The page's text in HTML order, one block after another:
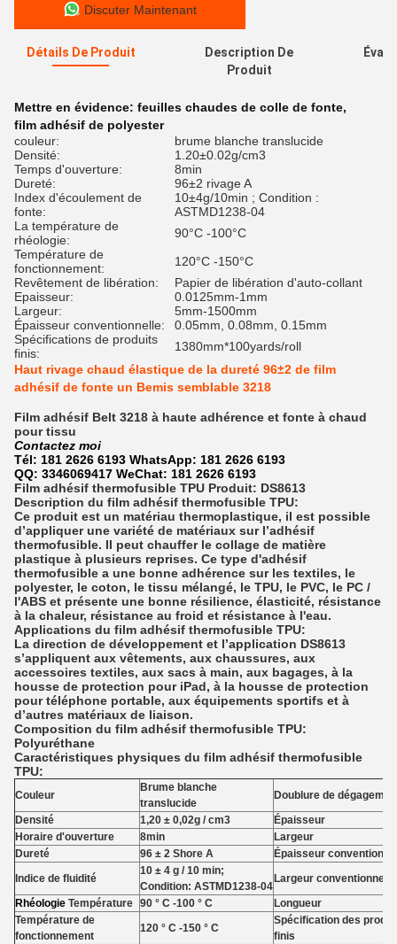
Discuter Maintenant
Détails De Produit
Description De
Produit
Mettre en évidence: feuilles chaudes de colle de fonte,
film adhésif de polyester
couleur:
brume blanche translucide
Densité:
1.20±0.02g/cm3
Temps d'ouverture:
8min
Dureté:
96±2 rivage A
Index d'écoulement de
fonte:
10±4g/10min ; Condition :
ASTMD1238-04
La température de
rhéologie:
90°C -100°C
Température de
fonctionnement:
120°C -150°C
Revêtement de libération:
Papier de libération d'auto-collant
Epaisseur:
0.0125mm-1mm
Largeur:
5mm-1500mm
Épaisseur conventionnelle:
0.05mm, 0.08mm, 0.15mm
Spécifications de produits
finis:
1380mm*100yards/roll
Haut rivage chaud élastique de la dureté 96±2 de film
adhésif de fonte un Bemis semblable 3218
Film adhésif Belt 3218 à haute adhérence et fonte à chaud
pour tissu
Contactez moi
Tél: 181 2626 6193 WhatsApp: 181 2626 6193
QQ: 3346069417 WeChat: 181 2626 6193
Film adhésif thermofusible TPU Produit: DS8613
Description du film adhésif thermofusible TPU:
Ce produit est un matériau thermoplastique, il est possible
d’appliquer une variété de matériaux sur l’adhésif
thermofusible. Il peut chauffer le collage de matière
plastique à plusieurs reprises. Ce type d'adhésif
thermofusible a une bonne adhérence sur les textiles, le
polyester, le coton, le tissu mélangé, le TPU, le PVC, le PC /
l'ABS et présente une bonne résilience, élasticité, résistance
à la chaleur, résistance au froid et résistance à l'eau.
Applications du film adhésif thermofusible TPU:
La direction de développement et l’application DS8613
s’appliquent aux vêtements, aux chaussures, aux
accessoires textiles, aux sacs à main, aux bagages, à la
housse de protection pour iPad, à la housse de protection
pour téléphone portable, aux équipements sportifs et à
d’autres matériaux de liaison.
Composition du film adhésif thermofusible TPU:
Polyuréthane
Caractéristiques physiques du film adhésif thermofusible
TPU:
Couleur
Brume blanche
translucide
Doublure de
Densité
1,20 ± 0,02g / cm3
Épaisseur
Horaire d'ouverture
8min
Largeur
Dureté
96 ± 2 Shore A
Épaisseur
Indice de fluidité
10 ± 4 g / 10 min;
Condition: ASTMD1238-04
Largeur conventionnelle
Rhéologie Température 90 ° C -100 ° C
Longueur
Température de
fonctionnement
120 ° C -150 ° C
Spécification des
finis